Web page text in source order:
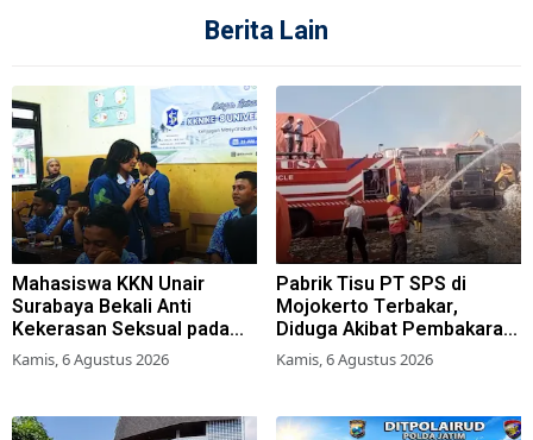
Berita Lain
Mahasiswa KKN Unair
Surabaya Bekali Anti
Kekerasan Seksual pada
Siswa SMK
Kamis, 6 Agustus 2026
Pabrik Tisu PT SPS di
Mojokerto Terbakar,
Diduga Akibat Pembakaran
Lahan Tebu
Kamis, 6 Agustus 2026